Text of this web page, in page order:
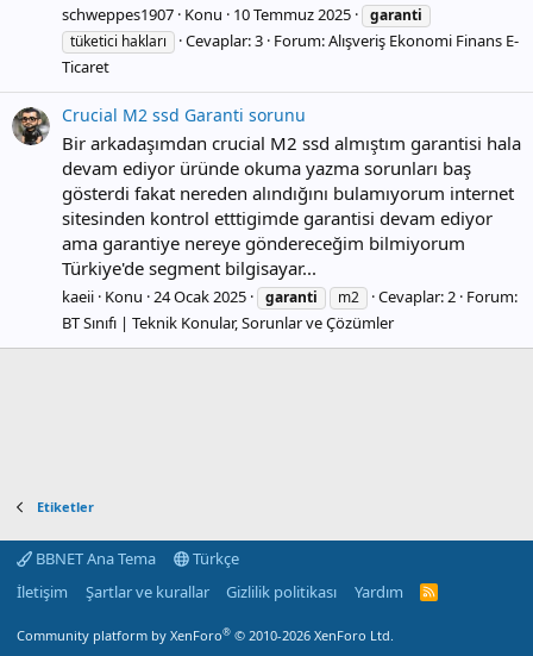
schweppes1907 Konu 10 Temmuz 2025
garanti
tüketici hakları
Cevaplar: 3 Forum:Alışveriş Ekonomi Finans E-
Ticaret
Crucial M2 ssd Garanti sorunu
Bir arkadaşımdan crucial M2 ssd almıştım garantisi hala
devam ediyor üründe okuma yazma sorunları baş
gösterdi fakat nereden alındığını bulamıyorum internet
sitesinden kontrol etttigimde garantisi devam ediyor
ama garantiye nereye göndereceğim bilmiyorum
Türkiye'de segment bilgisayar...
kaeii Konu 24 Ocak 2025 garanti m2 Cevaplar: 2 Forum:
BT Sınıfı | Teknik Konular, Sorunlar ve Çözümler
Etiketler
BBNET Ana Tema
Türkçe
İletişim
Şartlar ve kurallar Gizlilik politikası Yardım
R
Community platform by XenForo® © 2010-2026 XenForo Ltd.